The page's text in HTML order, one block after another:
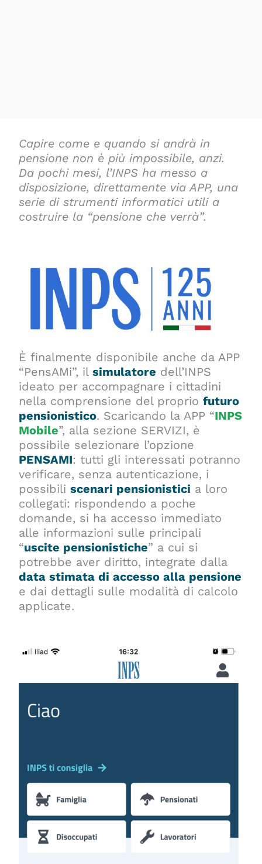
Capire come e quando si andrà in
pensione non è più impossibile, anzi.
Da pochi mesi, l’INPS ha messo a
disposizione, direttamente via APP, una
serie di strumenti informatici utili a
costruire la “pensione che verrà”.
È finalmente disponibile anche da APP
“PensAMi”, ilsimulatore dell’INPS
ideato per accompagnare i cittadini
nella comprensione del propriofuturo
pensionistico. Scaricando la APP “INPS
Mobile”, alla sezione SERVIZI, è
possibile selezionare l’opzione
PENSAMI: tutti gli interessati potranno
verificare, senza autenticazione, i
possibiliscenari pensionistici a loro
collegati: rispondendo a poche
domande, si ha accesso immediato
alle informazioni sulle principali
“uscite pensionistiche” a cui si
potrebbe aver diritto, integrate dalla
data stimata di accesso alla pensione
e dai dettagli sulle modalità di calcolo
applicate.